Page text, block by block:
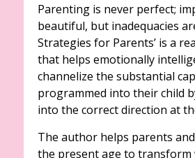
Parenting is never perfect;
beautiful, but inadequacies
Strategies for Parents’ is a
that helps emotionally
channelize the substantial
programmed into their child
into the correct direction at
The author helps parents
the present age to transform